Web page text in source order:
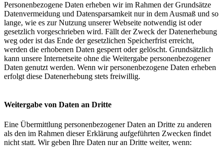
Personenbezogene Daten erheben wir im Rahmen der Grundsätze
Datenvermeidung und Datensparsamkeit nur in dem Ausmaß und so
lange, wie es zur Nutzung unserer Webseite notwendig ist oder
gesetzlich vorgeschrieben wird. Fällt der Zweck der Datenerhebung
weg oder ist das Ende der gesetzlichen Speicherfrist erreicht,
werden die erhobenen Daten gesperrt oder gelöscht. Grundsätzlich
kann unsere Internetseite ohne die Weitergabe personenbezogener
Daten genutzt werden. Wenn wir personenbezogene Daten erheben
erfolgt diese Datenerhebung stets freiwillig.
Weitergabe von Daten an Dritte
Eine Übermittlung personenbezogener Daten an Dritte zu anderen
als den im Rahmen dieser Erklärung aufgeführten Zwecken findet
nicht statt. Wir geben Ihre Daten nur an Dritte weiter, wenn: